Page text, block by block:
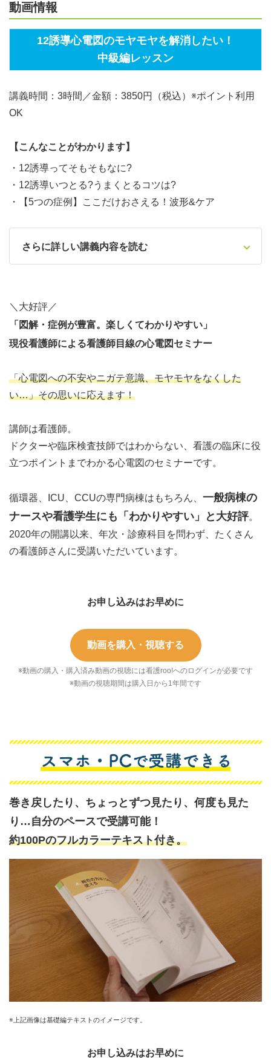
動画情報
12誘導心電図のモヤモヤを解消したい！
中級編レッスン
講義時間：3時間／金額：3850円（税込）※ポイント利用
OK
【こんなことがわかります】
・12誘導ってそもそもなに?
・12誘導いつとる?うまくとるコツは?
・【5つの症例】ここだけおさえる！波形&ケア
さらに詳しい講義内容を読む
＼大好評／
「図解・症例が豊富。楽しくてわかりやすい」
現役看護師による看護師目線の心電図セミナー
「心電図への不安やニガテ意識、モヤモヤをなくした
い…」その思いに応えます！
講師は看護師。
ドクターや臨床検査技師ではわからない、看護の臨床に役
立つポイントまでわかる心電図のセミナーです。
循環器、ICU、CCUの専門病棟はもちろん、 一般病棟の
ナースや看護学生にも「わかりやすい」と大好評。
2020年の開講以来、年次・診療科目を問わず、たくさん
の看護師さんに受講いただいています。
お申し込みはお早めに
動画を購入・視聴する
※動画の購入・購入済み動画の視聴には看護roo!へのログインが必要です
※動画の視聴期間は購入日から1年間です
巻き戻したり、ちょっとずつ見たり、何度も見た
り…自分のペースで受講可能！
約100Pのフルカラーテキスト付き。
※上記画像は基礎編テキストのイメージです。
お申し込みはお早めに